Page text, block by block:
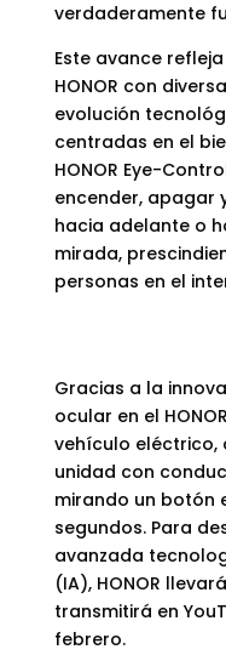
verdaderamente
Este avance
HONOR con
evolución
centradas en el
HONOR Eye-
encender, apagar
hacia adelante o
mirada,
personas en el
Gracias a la
ocular en el
vehículo eléctrico,
unidad con
mirando un botón
segundos. Para
avanzada
(IA), HONOR
transmitirá en
febrero.